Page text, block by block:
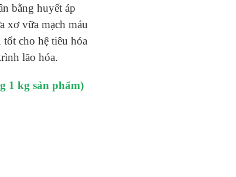
bằng huyết áp
xơ vữa mạch máu
cho hệ tiêu hóa
lão hóa.
1 kg sản phẩm)